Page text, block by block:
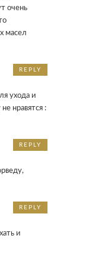
очень
масел
ухода и
нравятся :
REPLY
REPLY
и
REPLY